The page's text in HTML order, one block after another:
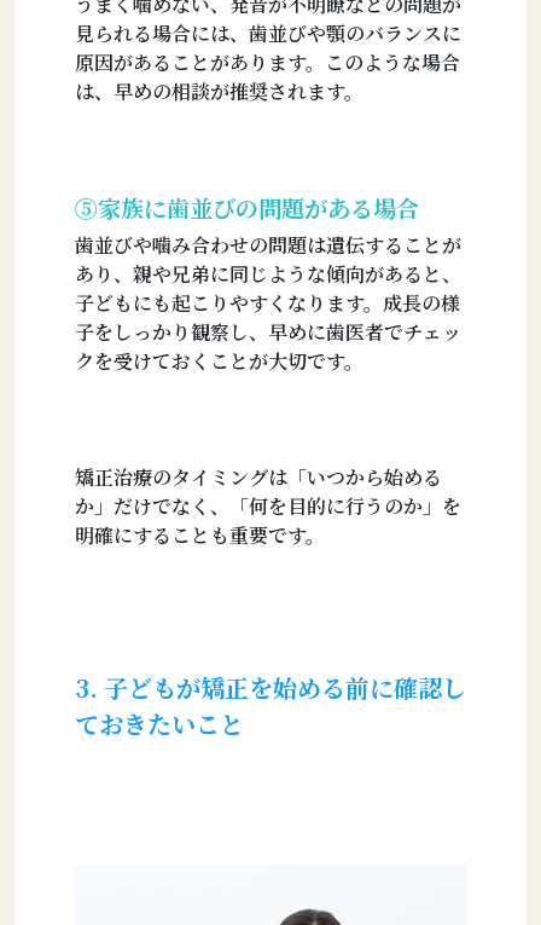
見られる場合には、歯並びや顎のバランスに
原因があることがあります。このような場合
は、早めの相談が推奨されます。
⑤家族に歯並びの問題がある場合
歯並びや噛み合わせの問題は遺伝することが
あり、親や兄弟に同じような傾向があると、
子どもにも起こりやすくなります。成長の様
子をしっかり観察し、早めに歯医者でチェッ
クを受けておくことが大切です。
矯正治療のタイミングは「いつから始める
か」だけでなく、「何を目的に行うのか」を
明確にすることも重要です。
3. 子どもが矯正を始める前に確認し
ておきたいこと